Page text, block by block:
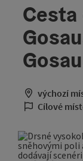
výchozí
Cílové